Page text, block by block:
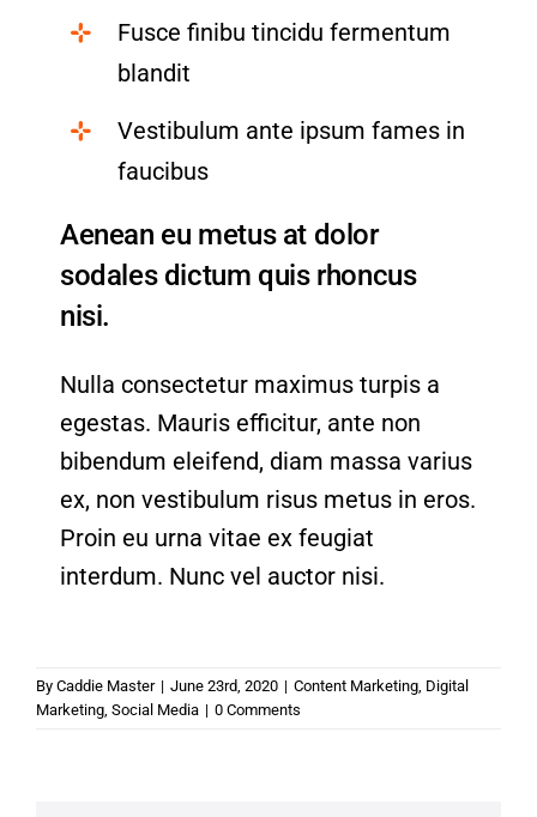
Fusce finibu tincidu fermentum
blandit
Vestibulum ante ipsum fames in
faucibus
Aenean eu metus at dolor
sodales dictum quis rhoncus
nisi.
Nulla consectetur maximus turpis a
egestas. Mauris efficitur, ante non
bibendum eleifend, diam massa varius
ex, non vestibulum risus metus in eros.
Proin eu urna vitae ex feugiat
interdum. Nunc vel auctor nisi.
By Caddie Master | June 23rd, 2020 | Content Marketing Digital
Marketing Social Media | 0 Comments